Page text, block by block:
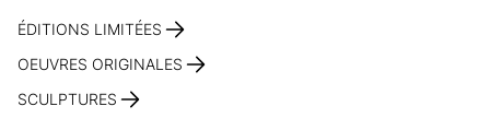
ÉDITIONS LIMITÉES
OEUVRES ORIGINALES
SCULPTURES